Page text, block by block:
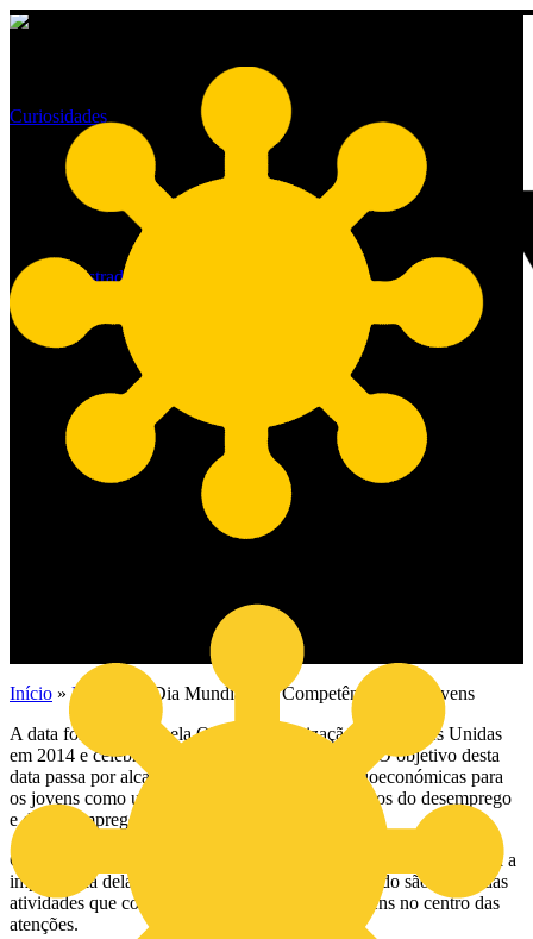
Curiosidades
Dia Mundial das Competências
dos Jovens
By administrador
Início »Notícias
Dia Mundial das Competências dos Jovens
A data foi instituída pela ONU – Organização das Nações Unidas
em 2014 e celebrada pela primeira vez em 2015. O objetivo desta
data passa por alcançar melhores condições socioeconómicas para
os jovens como uma forma de enfrentar os desafios do desemprego
e do subemprego.
O destaque da efeméride vai para as habilidades dos jovens e para a
importância delas à escala global. Por todo o mundo são realizadas
atividades que colocam as competências dos jovens no centro das
atenções.